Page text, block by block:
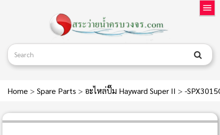
Home > Spare Parts > อะไหล่ปั๊ม Hayward Super II > -